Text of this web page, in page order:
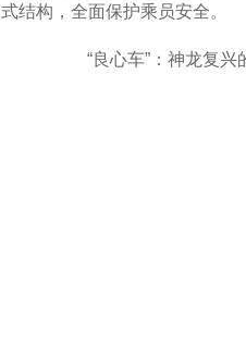
结构，全面保护乘员安全。